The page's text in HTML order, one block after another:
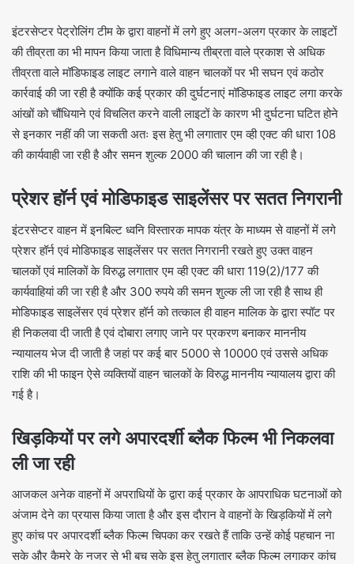
इंटरसेप्टर पेट्रोलिंग टीम के द्वारा वाहनों में लगे हुए अलग-अलग प्रकार के लाइटों
की तीव्रता का भी मापन किया जाता है विधिमान्य तीब्रता वाले प्रकाश से अधिक
तीव्रता वाले मॉडिफाइड लाइट लगाने वाले वाहन चालकों पर भी सघन एवं कठोर
कार्रवाई की जा रही है क्योंकि कई प्रकार की दुर्घटनाएं मॉडिफाइड लाइट लगा करके
आंखों को चौंधियाने एवं विचलित करने वाली लाइटों के कारण भी दुर्घटना घटित होने
से इनकार नहीं की जा सकती अतः इस हेतु भी लगातार एम व्ही एक्ट की धारा 108
की कार्यवाही जा रही है और समन शुल्क 2000 की चालान की जा रही है।
प्रेशर हॉर्न एवं मोडिफाइड साइलेंसर पर सतत निगरानी
इंटरसेप्टर वाहन में इनबिल्ट ध्वनि विस्तारक मापक यंत्र के माध्यम से वाहनों में लगे
प्रेशर हॉर्न एवं मोडिफाइड साइलेंसर पर सतत निगरानी रखते हुए उक्त वाहन
चालकों एवं मालिकों के विरुद्ध लगातार एम व्ही एक्ट की धारा 119(2)/177 की
कार्यवाहियां की जा रही है और 300 रुपये की समन शुल्क ली जा रही है साथ ही
मोडिफाइड साइलेंसर एवं प्रेशर हॉर्न को तत्काल ही वाहन मालिक के द्वारा स्पॉट पर
ही निकलवा दी जाती है एवं दोबारा लगाए जाने पर प्रकरण बनाकर माननीय
न्यायालय भेज दी जाती है जहां पर कई बार 5000 से 10000 एवं उससे अधिक
राशि की भी फाइन ऐसे व्यक्तियों वाहन चालकों के विरुद्ध माननीय न्यायालय द्वारा की
गई है।
खिड़कियों पर लगे अपारदर्शी ब्लैक फिल्म भी निकलवा
ली जा रही
आजकल अनेक वाहनों में अपराधियों के द्वारा कई प्रकार के आपराधिक घटनाओं को
अंजाम देने का प्रयास किया जाता है और इस दौरान वे वाहनों के खिड़कियों में लगे
हुए कांच पर अपारदर्शी ब्लैक फिल्म चिपका कर रखते हैं ताकि उन्हें कोई पहचान ना
सके और कैमरे के नजर से भी बच सके इस हेतु लगातार ब्लैक फिल्म लगाकर कांच